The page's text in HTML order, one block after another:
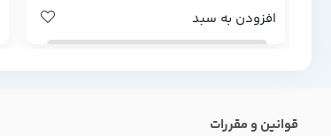
افزودن به سبد
قوانین و مقررات